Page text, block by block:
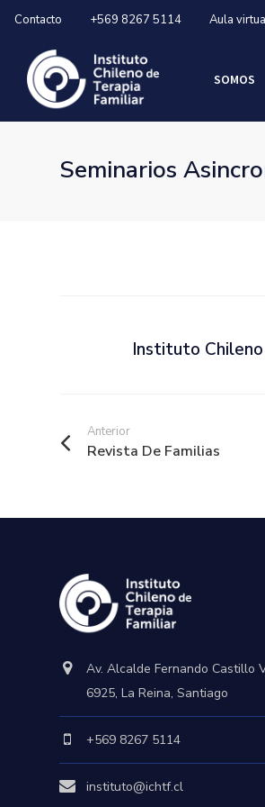
Contacto +569 8267 5114 Aula
SOMOS
Seminarios
Instituto
Anterior
Revista De Familias
Av. Alcalde Fernando Castillo
6925, La Reina, Santiago
+569 8267 5114
instituto@ichtf.cl